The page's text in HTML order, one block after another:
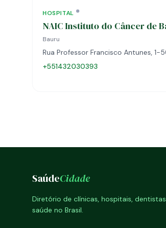
HOSPITAL
NAIC Instituto do Câncer de
Bauru
Rua Professor Francisco Antunes, 1-
+551432030393
SaúdeCidade
Diretório de clínicas, hospitais,
saúde no Brasil.